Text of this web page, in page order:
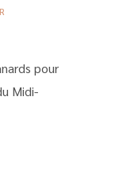
pour
Midi-